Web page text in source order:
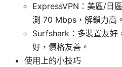
ExpressVPN：美區/日
測 70 Mbps，解鎖力高。
Surfshark：多裝置友好
好，價格友善。
使用上的小技巧